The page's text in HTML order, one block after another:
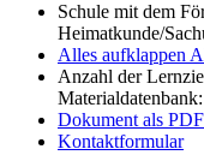
Schule mit dem
Heimatkunde/
Alles aufklappen
Anzahl der
Dokument als
Kontaktformular